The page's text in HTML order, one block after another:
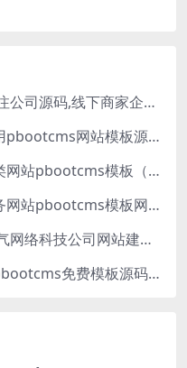
地图标注网站源码,地图标注公司源码,线下商家企业地图标注服务,店铺地图定位网站
化学化工机械设备企业通用pbootcms网站模板源码下载
响应式全屋装修定制家居类网站pbootcms模板（自适应手机端）绿色装修公司网站源码
红色知识产权商标专利服务网站pbootcms模板网站源码下载
【2026新版升级】高端大气网络科技公司网站建设官网源码模板下载
生活资讯百科门户类网站pbootcms免费模板源码下载